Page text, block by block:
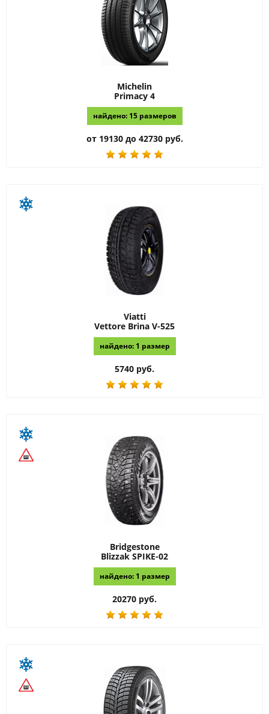
Michelin
Primacy 4
найдено: 15 размеров
от 19130 до 42730 руб.
Viatti
Vettore Brina V-525
найдено: 1 размер
5740 руб.
Bridgestone
Blizzak SPIKE-02
найдено: 1 размер
20270 руб.